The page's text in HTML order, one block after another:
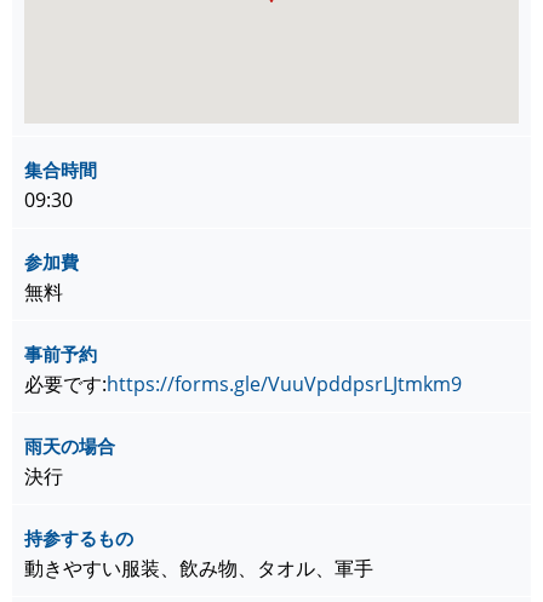
集合時間
09:30
参加費
無料
事前予約
必要です:https://forms.gle/VuuVpddpsrLJtmkm9
雨天の場合
決行
持参するもの
動きやすい服装、飲み物、タオル、軍手